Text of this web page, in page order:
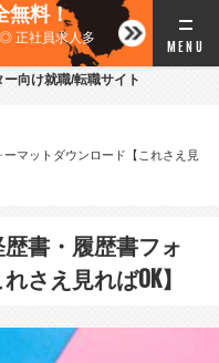
無料！
正社員求人多
向け就職/転職サイト
マットダウンロード【これさえ見
書・履歴書フォ
さえ見ればOK】